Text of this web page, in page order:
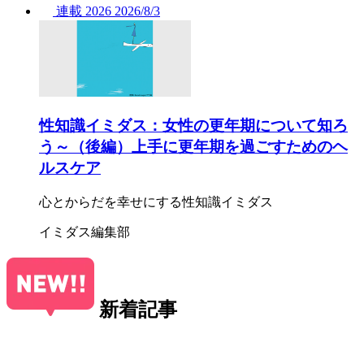
連載 2026 2026/8/3
性知識イミダス：女性の更年期について知ろ
う～（後編）上手に更年期を過ごすためのヘ
ルスケア
心とからだを幸せにする性知識イミダス
イミダス編集部
新着記事